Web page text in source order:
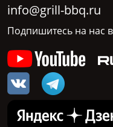
info@grill-bbq.ru
Подпишитесь на нас в